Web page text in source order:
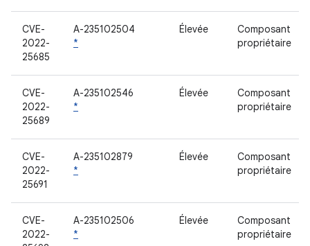
CVE-
2022-
25685
A-235102504
*
Élevée
Composant
propriétaire
CVE-
2022-
25689
A-235102546
*
Élevée
Composant
propriétaire
CVE-
2022-
25691
A-235102879
*
Élevée
Composant
propriétaire
CVE-
2022-
A-235102506
*
Élevée
Composant
propriétaire